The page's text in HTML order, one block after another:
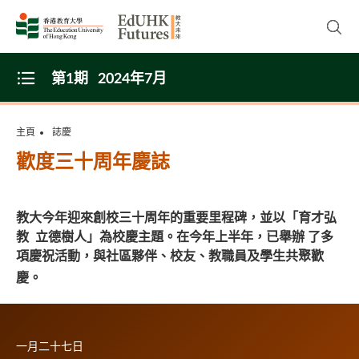
開
Open Menu
第1期 2024年7月
主頁 誌慶
歡度三十周年慶誌
教大今年迎來創校三十周年的重要里程碑，並以「 育才弘
教 立德樹人」為校慶主題。在今年上半年，已舉辦 了多
項慶祝活動，與社區夥伴、校友、教職員及學生共聚歡
慶。
一月二十七日